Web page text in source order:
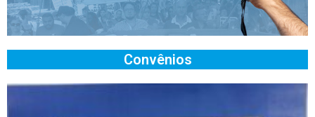
Convênios